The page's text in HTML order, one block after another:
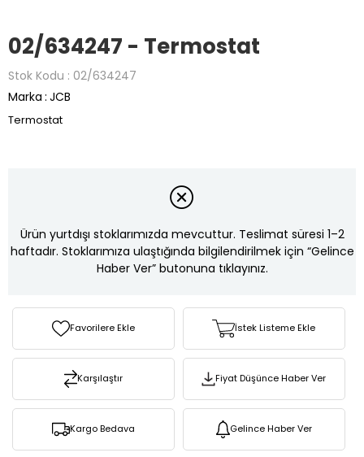
02/634247 - Termostat
Stok Kodu 02/634247
Marka : JCB
Termostat
Ürün yurtdışı stoklarımızda mevcuttur. Teslimat süresi 1–2
haftadır. Stoklarımıza ulaştığında bilgilendirilmek için “Gelince
Haber Ver” butonuna tıklayınız.
Favorilere Ekle İstek Listeme Ekle
Karşılaştır Fiyat Düşünce Haber Ver
Kargo Bedava Gelince Haber Ver